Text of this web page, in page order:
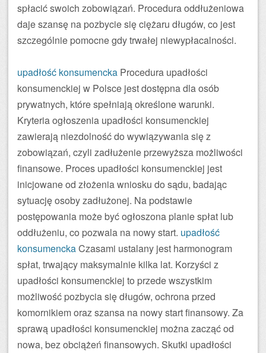
spłacić swoich zobowiązań. Procedura oddłużeniowa
daje szansę na pozbycie się ciężaru długów, co jest
szczególnie pomocne gdy trwałej niewypłacalności.
upadłość konsumencka Procedura upadłości
konsumenckiej w Polsce jest dostępna dla osób
prywatnych, które spełniają określone warunki.
Kryteria ogłoszenia upadłości konsumenckiej
zawierają niezdolność do wywiązywania się z
zobowiązań, czyli zadłużenie przewyższa możliwości
finansowe. Proces upadłości konsumenckiej jest
inicjowane od złożenia wniosku do sądu, badając
sytuację osoby zadłużonej. Na podstawie
postępowania może być ogłoszona planie spłat lub
oddłużeniu, co pozwala na nowy start. upadłość
konsumenckaCzasami ustalany jest harmonogram
spłat, trwający maksymalnie kilka lat. Korzyści z
upadłości konsumenckiej to przede wszystkim
możliwość pozbycia się długów, ochrona przed
komornikiem oraz szansa na nowy start finansowy. Za
sprawą upadłości konsumenckiej można zacząć od
nowa, bez obciążeń finansowych. Skutki upadłości